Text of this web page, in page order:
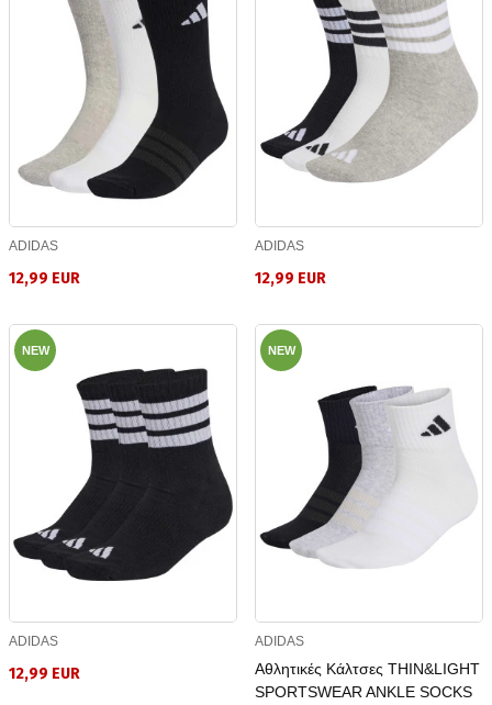
ADIDAS
12,99 EUR
ADIDAS
12,99 EUR
NEW
ADIDAS
12,99 EUR
NEW
ADIDAS
Αθλητικές Κάλτσες THIN&LIGHT
SPORTSWEAR ANKLE SOCKS